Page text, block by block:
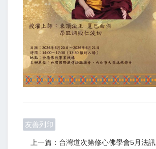
友善列印
上一篇：台灣道次第修心佛學會5月法訊